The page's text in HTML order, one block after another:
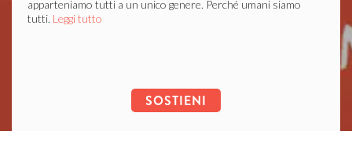
apparteniamo tutti a un unico genere. Perché umani siamo
tutti. Leggi tutto
SOSTIENI